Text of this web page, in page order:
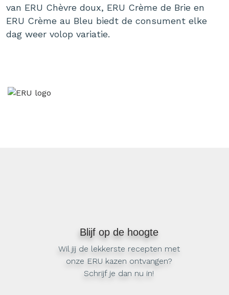
van ERU Chèvre doux, ERU Crème de Brie en
ERU Crème au Bleu biedt de consument elke
dag weer volop variatie.
Blijf op de hoogte
Wil jij de lekkerste recepten met
onze ERU kazen ontvangen?
Schrijf je dan nu in!